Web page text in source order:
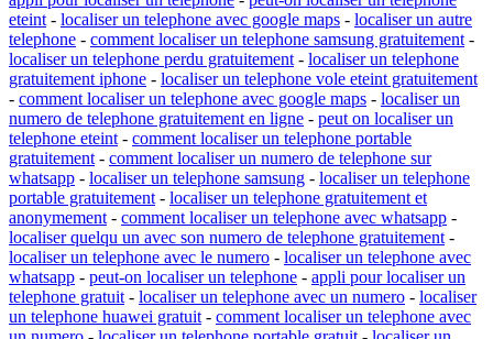
eteint - localiser un telephone avec google maps - localiser un autre
telephone - comment localiser un telephone samsung gratuitement -
localiser un telephone perdu gratuitement - localiser un telephone
gratuitement iphone - localiser un telephone vole eteint gratuitement
- comment localiser un telephone avec google maps - localiser un
numero de telephone gratuitement en ligne - peut on localiser un
telephone eteint - comment localiser un telephone portable
gratuitement - comment localiser un numero de telephone sur
whatsapp - localiser un telephone samsung - localiser un telephone
portable gratuitement - localiser un telephone gratuitement et
anonymement - comment localiser un telephone avec whatsapp -
localiser quelqu un avec son numero de telephone gratuitement -
localiser un telephone avec le numero - localiser un telephone avec
whatsapp - peut-on localiser un telephone - appli pour localiser un
telephone gratuit - localiser un telephone avec un numero - localiser
un telephone huawei gratuit - comment localiser un telephone avec